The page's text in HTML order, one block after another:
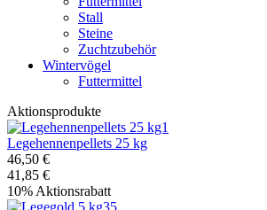
Stall
Steine
Zuchtzubehör
Wintervögel
Futtermittel
Aktionsprodukte
Legehennenpellets 25 kg
46,50 €
41,85 €
10% Aktionsrabatt